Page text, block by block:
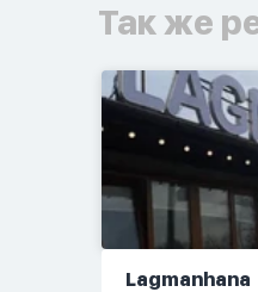
Так же
Lagmanhana